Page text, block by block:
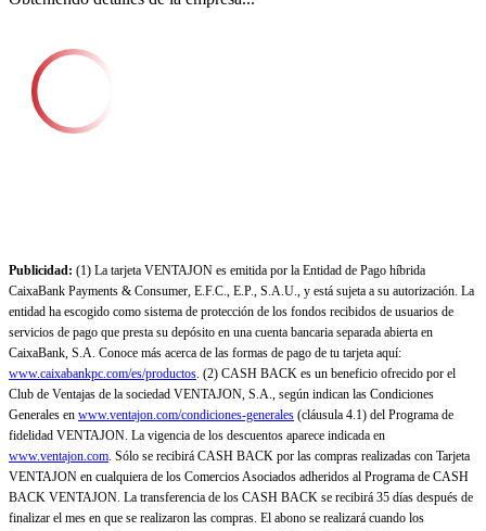
Publicidad: (1) La tarjeta VENTAJON es emitida por la Entidad de Pago híbrida
CaixaBank Payments & Consumer, E.F.C., E.P., S.A.U., y está sujeta a su autorización. La
entidad ha escogido como sistema de protección de los fondos recibidos de usuarios de
servicios de pago que presta su depósito en una cuenta bancaria separada abierta en
CaixaBank, S.A. Conoce más acerca de las formas de pago de tu tarjeta aquí:
www.caixabankpc.com/es/productos. (2) CASH BACK es un beneficio ofrecido por el
Club de Ventajas de la sociedad VENTAJON, S.A., según indican las Condiciones
Generales en www.ventajon.com/condiciones-generales (cláusula 4.1) del Programa de
fidelidad VENTAJON. La vigencia de los descuentos aparece indicada en
www.ventajon.com. Sólo se recibirá CASH BACK por las compras realizadas con Tarjeta
VENTAJON en cualquiera de los Comercios Asociados adheridos al Programa de CASH
BACK VENTAJON. La transferencia de los CASH BACK se recibirá 35 días después de
finalizar el mes en que se realizaron las compras. El abono se realizará cuando los